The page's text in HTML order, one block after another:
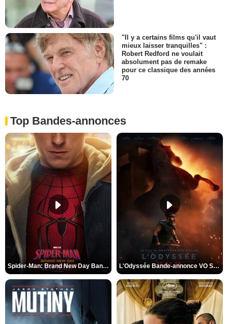
"Il y a certains films qu'il vaut
mieux laisser tranquilles" :
Robert Redford ne voulait
absolument pas de remake
pour ce classique des années
70
Top Bandes-annonces
Spider-Man: Brand New Day Bande-annonce VO STFR L'Odyssée Bande-annonce VO STFR